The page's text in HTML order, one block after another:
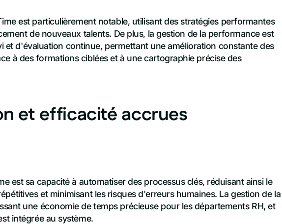
est particulièrement notable, utilisant des stratégies performantes
de nouveaux talents. De plus, la gestion de la performance est
et d'évaluation continue, permettant une amélioration constante des
à des formations ciblées et à une cartographie précise des
et efficacité accrues
est sa capacité à automatiser des processus clés, réduisant ainsi le
et minimisant les risques d'erreurs humaines. La gestion de la
une économie de temps précieuse pour les départements RH, et
intégrée au système.